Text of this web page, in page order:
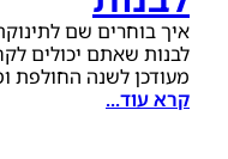
איך בוחרים שם
לבנות שאתם יכולים
מעודכן לשנה החולפת
נשאר לכם לבחור.
קרא עוד...